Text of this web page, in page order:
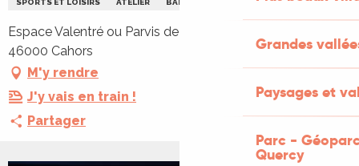
Grandes
Paysages et
Parc -
Quercy
SPORTS ET LOISIRS ATELIER BAL DANSE
Espace Valentré ou Parvis de la Mairie, Allée des Soupirs,
46000 Cahors
M'y rendre
J'y vais en train !
Partager